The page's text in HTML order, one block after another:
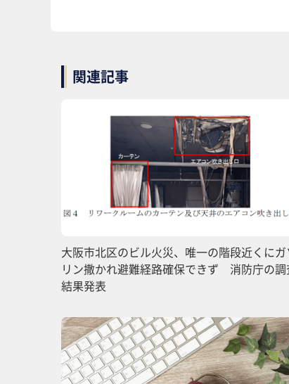
関連記事
大阪市北区のビル火災、唯一の階段近くにガ
リン撒かれ避難経路確保できず 消防庁の調
結果発表